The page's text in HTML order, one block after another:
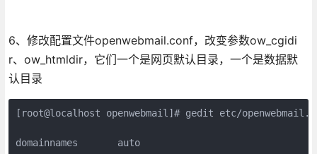
6、修改配置文件openwebmail.conf，改变参数ow_cgidi
r、ow_htmldir，它们一个是网页默认目录，一个是数据默
认目录
[root@localhost openwebmail]# gedit etc/
domainnames       auto